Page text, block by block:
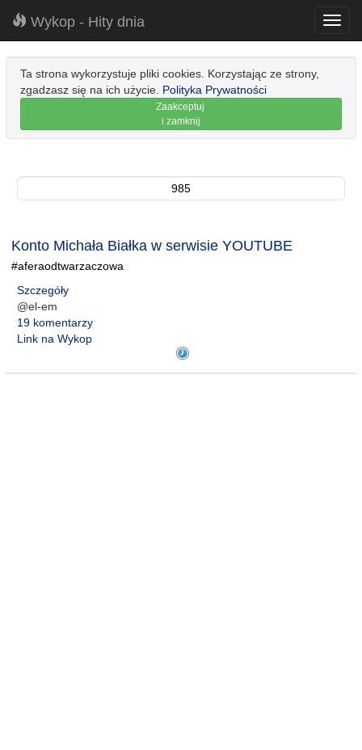
Wykop - Hity dnia
Ta strona wykorzystuje pliki cookies. Korzystając ze strony,
zgadzasz się na ich użycie. Polityka Prywatności
Zaakceptuj
i zamknij
985
Konto Michała Białka w serwisie YOUTUBE
#aferaodtwarzaczowa
Szczegóły
@el-em
19 komentarzy
Link na Wykop